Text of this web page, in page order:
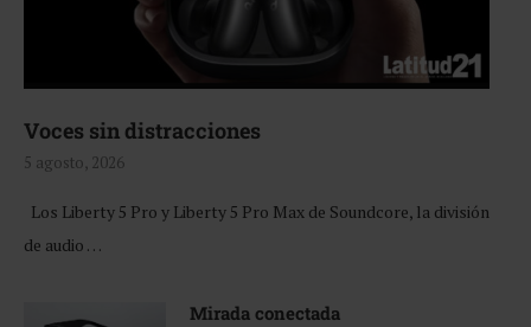
Voces sin distracciones
5 agosto, 2026
Los Liberty 5 Pro y Liberty 5 Pro Max de Soundcore, la división
de audio …
Mirada conectada